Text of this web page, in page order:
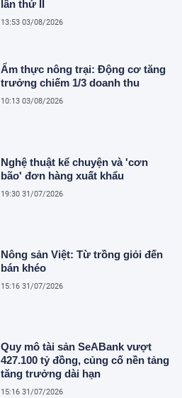
lần thứ II
13:53 03/08/2026
Ẩm thực nông trại: Động cơ tăng
trưởng chiếm 1/3 doanh thu
10:13 03/08/2026
Nghệ thuật kể chuyện và 'cơn
bão' đơn hàng xuất khẩu
19:30 31/07/2026
Nông sản Việt: Từ trồng giỏi đến
bán khéo
15:16 31/07/2026
Quy mô tài sản SeABank vượt
427.100 tỷ đồng, củng cố nền tảng
tăng trưởng dài hạn
15:16 31/07/2026